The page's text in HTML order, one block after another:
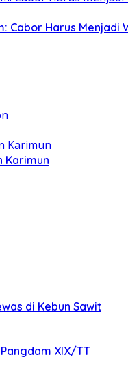
Cabor Harus Menjadi
Karimun
di Kebun Sawit
XIX/TT